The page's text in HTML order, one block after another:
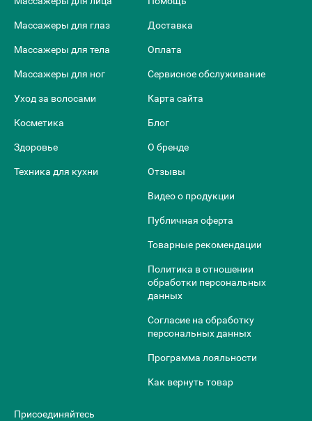
Массажеры для глаз
Массажеры для тела
Массажеры для ног
Уход за волосами
Косметика
Здоровье
Техника для кухни
Доставка
Оплата
Сервисное обслуживание
Карта сайта
Блог
О бренде
Отзывы
Видео о продукции
Публичная оферта
Товарные рекомендации
Политика в отношении
обработки персональных
данных
Согласие на обработку
персональных данных
Программа лояльности
Как вернуть товар
Присоединяйтесь